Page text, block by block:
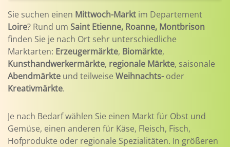
Sie suchen einen Mittwoch-Markt im Departement
Loire? Rund um Saint Etienne, Roanne, Montbrison
finden Sie je nach Ort sehr unterschiedliche
Marktarten: Erzeugermärkte, Biomärkte,
Kunsthandwerkermärkte, regionale Märkte, saisonale
Abendmärkte und teilweise Weihnachts- oder
Kreativmärkte.
Je nach Bedarf wählen Sie einen Markt für Obst und
Gemüse, einen anderen für Käse, Fleisch, Fisch,
Hofprodukte oder regionale Spezialitäten. In größeren